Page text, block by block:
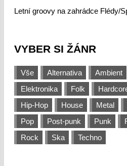
Letní groovy na zahrádce Flédy/
VYBER SI ŽÁNR
Vše Alternativa Ambient
Elektronika
Folk
Hip-Hop
House Metal
Pop
Post-punk Punk
Rock
Ska Techno